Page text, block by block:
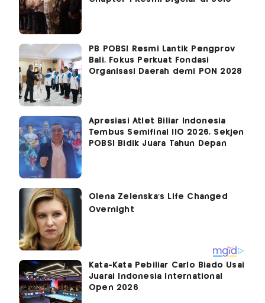
PB POBSI Resmi Lantik Pengprov
Bali, Fokus Perkuat Fondasi
Organisasi Daerah demi PON 2028
Apresiasi Atlet Biliar Indonesia
Tembus Semifinal IIO 2026, Sekjen
POBSI Bidik Juara Tahun Depan
Kata-Kata Pebiliar Carlo Biado Usai
Juarai Indonesia International
Open 2026